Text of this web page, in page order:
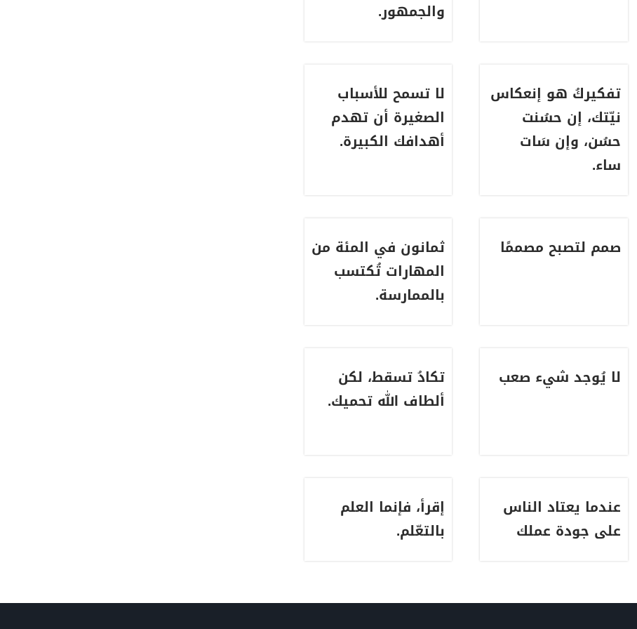
والجمهور.
تفكيركُ هو إنعكاس
نيّتك، إن حسُنت
حسُن، وإن سَات
ساء.
لا تسمح للأسباب
الصغيرة أن تهدم
أهدافك الكبيرة.
صمم لتصبح مصممًا
‏ثمانون في المئة من
⁧‫المهارات‬⁩ تُكتسب
بالممارسة.
لا يُوجد شيء ⁧‫صعب
تكادُ تسقط، لكن
ألطاف الله تحميك.
عندما يعتاد الناس
على جودة عملك
إقرأ، فإنما العلم
بالتعّلم.